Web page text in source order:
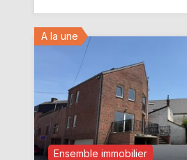
A la une
Ensemble immobilier